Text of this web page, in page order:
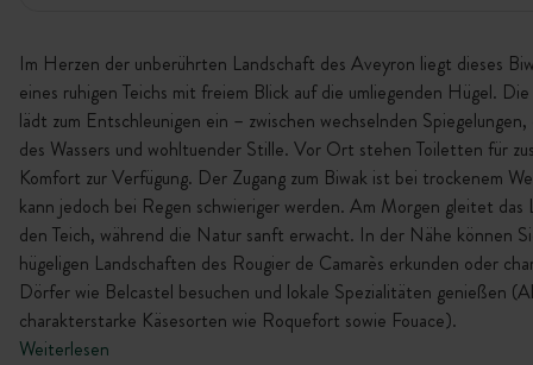
Im Herzen der unberührten Landschaft des Aveyron liegt dieses
eines ruhigen Teichs mit freiem Blick auf die umliegenden Hügel.
lädt zum Entschleunigen ein – zwischen wechselnden
des Wassers und wohltuender Stille. Vor Ort stehen Toiletten für
Komfort zur Verfügung. Der Zugang zum Biwak ist bei trockenem
kann jedoch bei Regen schwieriger werden. Am Morgen gleitet das
den Teich, während die Natur sanft erwacht. In der Nähe können
hügeligen Landschaften des Rougier de Camarès erkunden oder
Dörfer wie Belcastel besuchen und lokale Spezialitäten genießen
charakterstarke Käsesorten wie Roquefort sowie Fouace).
Weiterlesen